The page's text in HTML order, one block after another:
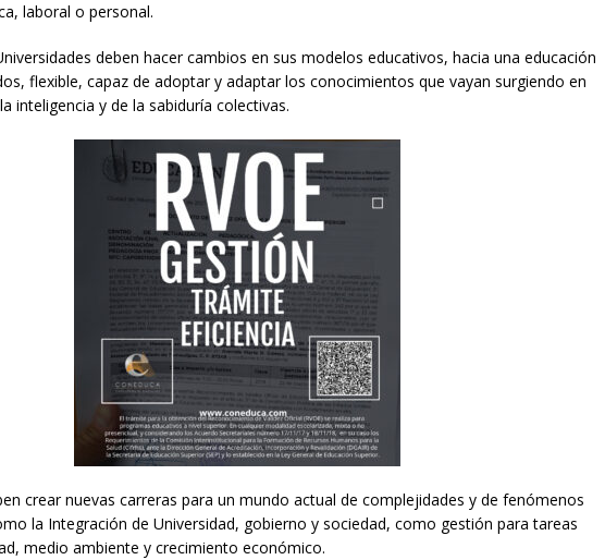
laboral o personal.
deben hacer cambios en sus modelos educativos, hacia una educación
flexible, capaz de adoptar y adaptar los conocimientos que vayan surgiendo en
inteligencia y de la sabiduría colectivas.
crear nuevas carreras para un mundo actual de complejidades y de fenómenos
la Integración de Universidad, gobierno y sociedad, como gestión para tareas
medio ambiente y crecimiento económico.